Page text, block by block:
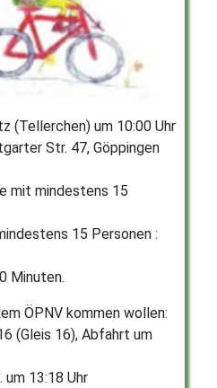
(Tellerchen) um 10:00 Uhr
Str. 47, Göppingen
mit mindestens 15
15 Personen :
Minuten.
ÖPNV kommen wollen:
(Gleis 16), Abfahrt um
13:18 Uhr